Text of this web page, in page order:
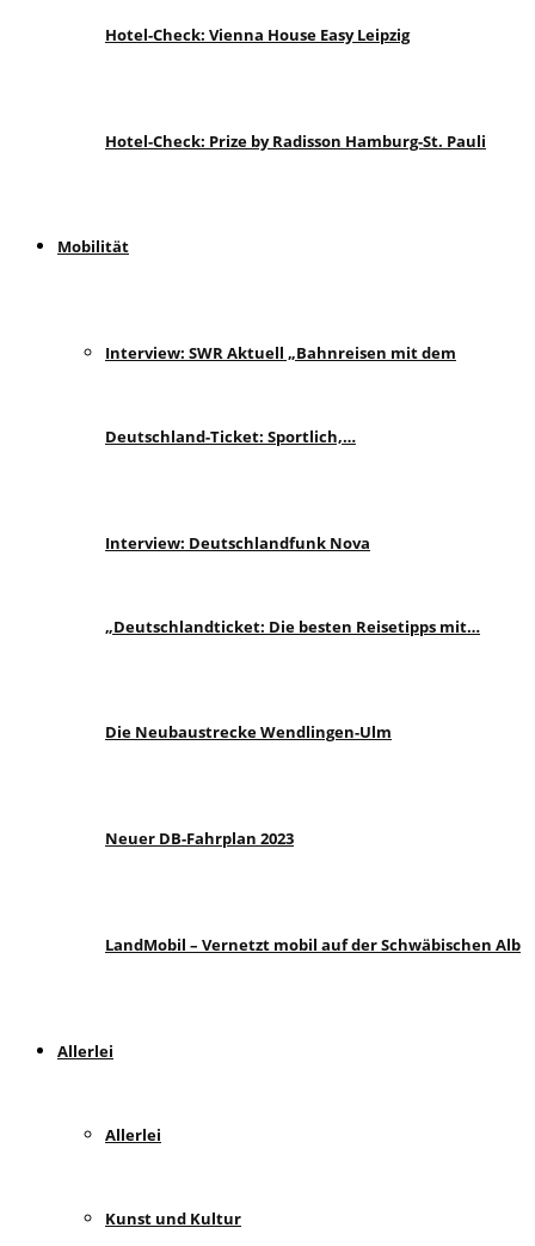
Hotel-Check: Vienna House Easy Leipzig
Hotel-Check: Prize by Radisson Hamburg-St. Pauli
Mobilität
Interview: SWR Aktuell „Bahnreisen mit dem
Deutschland-Ticket: Sportlich,…
Interview: Deutschlandfunk Nova
„Deutschlandticket: Die besten Reisetipps mit…
Die Neubaustrecke Wendlingen-Ulm
Neuer DB-Fahrplan 2023
LandMobil – Vernetzt mobil auf der Schwäbischen Alb
Allerlei
Allerlei
Kunst und Kultur